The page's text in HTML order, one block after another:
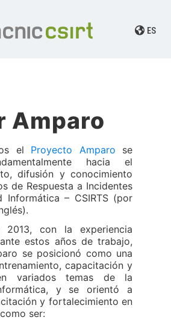
ES
Amparo
el Proyecto Amparo se
hacia el
difusión y conocimiento
de Respuesta a Incidentes
Informática – CSIRTS (por
con la experiencia
estos años de trabajo,
se posicionó como una
capacitación y
variados temas de la
y se orientó a
y fortalecimiento en
ser: